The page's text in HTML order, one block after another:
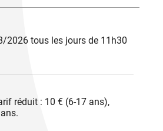
-
la Provence arrivent à Grignan
Comte auprès du Roi. Mais
s’apprend surtout si l’on veut
du maître d’hôtel ou de la
apprenez comment vous
vous tenir à table ou
-
Tarif réduit 10 € (6-17 ans) |
– 6 ans
2026 tous les jours de 11h30
réduit : 10 € (6-17 ans),